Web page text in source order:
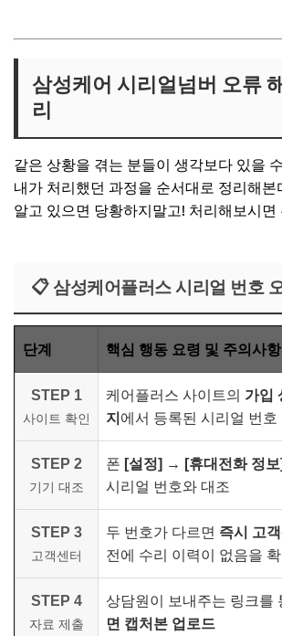
삼성케어 시리얼넘버 오류
리
같은 상황을 겪는 분들이 생각보다 있을
내가 처리했던 과정을 순서대로 정리해본
알고 있으면 당황하지말고! 처리해보시면
📋 삼성케어플러스 시리얼 번호
단계 핵심 행동 요령 및 주의사항
STEP 1
사이트 확인
케어플러스 사이트의 가입
지 에서 등록된 시리얼 번호
STEP 2
기기 대조
폰 [설정] → [휴대전화 정보]
시리얼 번호와 대조
STEP 3
고객센터
두 번호가 다르면 즉시 고
전에 수리 이력이 없음을
STEP 4
자료 제출
상담원이 보내주는 링크를
면 캡처본 업로드